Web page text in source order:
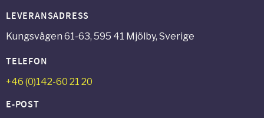
LEVERANSADRESS
Kungsvägen 61-63, 595 41 Mjölby, Sverige
TELEFON
+46 (0)142-60 21 20
E-POST